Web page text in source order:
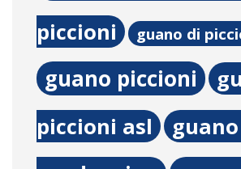
piccioni
guano di
guano piccioni
piccioni asl